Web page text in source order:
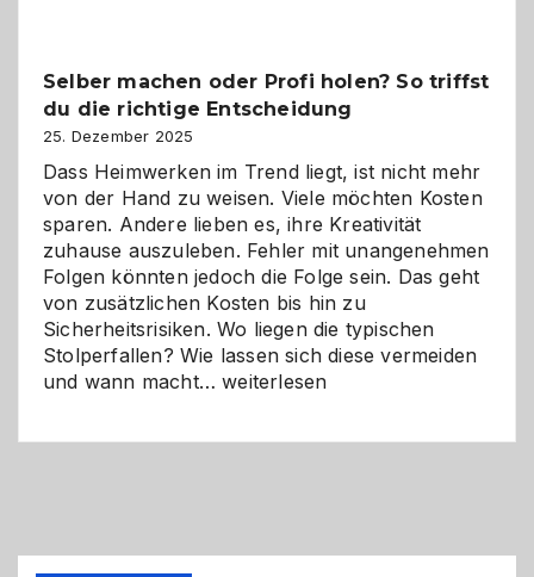
Herausforderungen
und
Zukunft
Selber machen oder Profi holen? So triffst
du die richtige Entscheidung
25. Dezember 2025
Dass Heimwerken im Trend liegt, ist nicht mehr
von der Hand zu weisen. Viele möchten Kosten
sparen. Andere lieben es, ihre Kreativität
zuhause auszuleben. Fehler mit unangenehmen
Folgen könnten jedoch die Folge sein. Das geht
von zusätzlichen Kosten bis hin zu
Sicherheitsrisiken. Wo liegen die typischen
Stolperfallen? Wie lassen sich diese vermeiden
und wann macht…Selber
du
weiterlesen